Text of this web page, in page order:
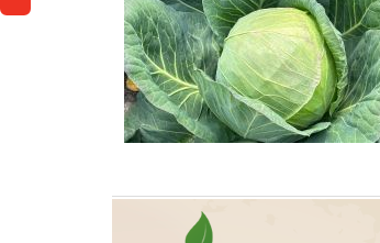
Lista skupów:
Skup Dolnośląskie
Skup Kujawsko-Pomorskie
Skup Lubelskie
Skup Lubuskie
Skup Łódzkie
Skup Opolskie
Skup Podkarpackie